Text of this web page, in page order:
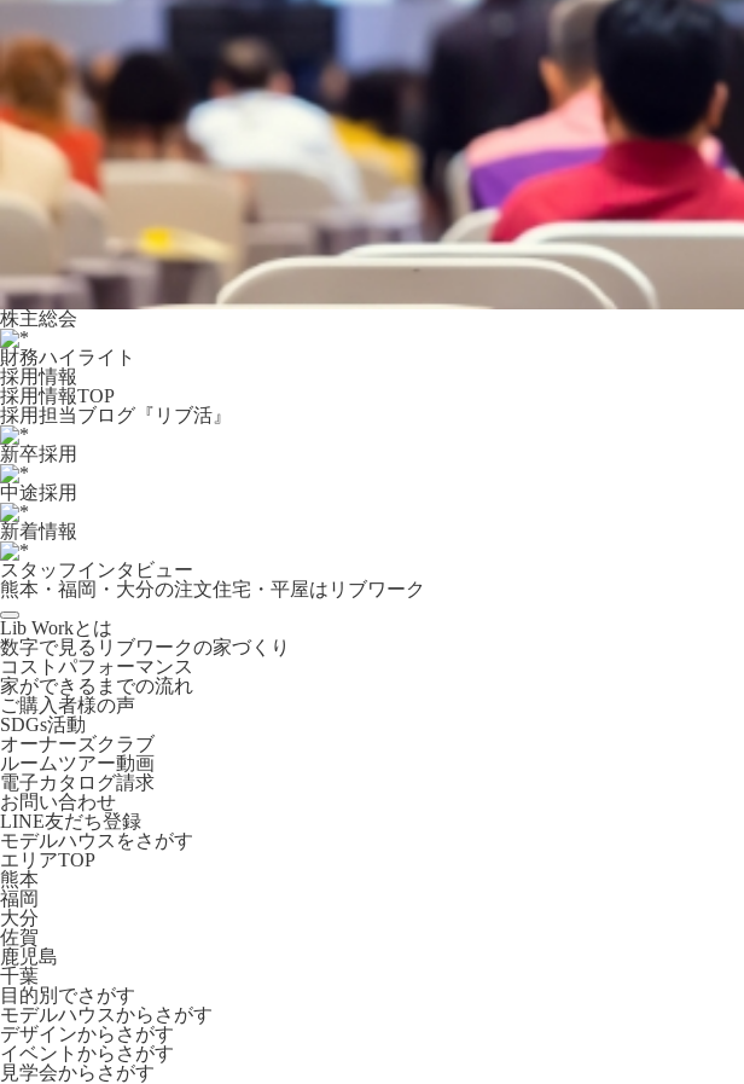
株主総会
財務ハイライト
採用情報
採用情報TOP
採用担当ブログ『リブ活』
新卒採用
中途採用
新着情報
スタッフインタビュー
熊本・福岡・大分の注文住宅・平屋はリブワーク
Lib Workとは
数字で見るリブワークの家づくり
コストパフォーマンス
家ができるまでの流れ
ご購入者様の声
SDGs活動
オーナーズクラブ
ルームツアー動画
電子カタログ請求
お問い合わせ
LINE友だち登録
モデルハウスをさがす
エリアTOP
熊本
福岡
大分
佐賀
鹿児島
千葉
目的別でさがす
モデルハウスからさがす
デザインからさがす
イベントからさがす
見学会からさがす